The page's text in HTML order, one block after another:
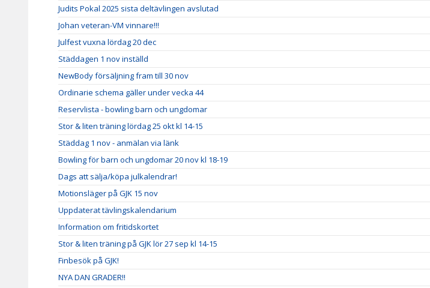
Judits Pokal 2025 sista deltävlingen avslutad
Johan veteran-VM vinnare!!!
Julfest vuxna lördag 20 dec
Städdagen 1 nov inställd
NewBody försäljning fram till 30 nov
Ordinarie schema gäller under vecka 44
Reservlista - bowling barn och ungdomar
Stor & liten träning lördag 25 okt kl 14-15
Städdag 1 nov - anmälan via länk
Bowling för barn och ungdomar 20 nov kl 18-19
Dags att sälja/köpa julkalendrar!
Motionsläger på GJK 15 nov
Uppdaterat tävlingskalendarium
Information om fritidskortet
Stor & liten träning på GJK lör 27 sep kl 14-15
Finbesök på GJK!
NYA DAN GRADER!!